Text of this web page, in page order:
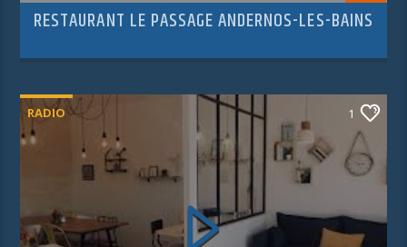
RESTAURANT LE PASSAGE ANDERNOS-LES-BAINS
RADIO 1